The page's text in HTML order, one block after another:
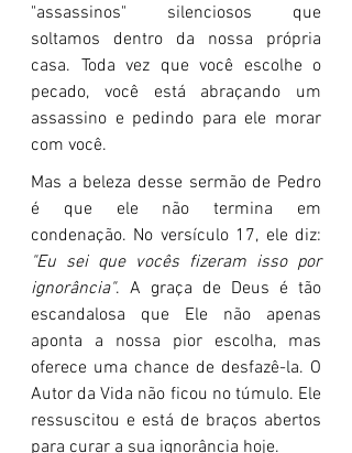
"assassinos" silenciosos que
soltamos dentro da nossa própria
casa. Toda vez que você escolhe o
pecado, você está abraçando um
assassino e pedindo para ele morar
com você.
Mas a beleza desse sermão de Pedro
é que ele não termina em
"Eu sei que vocês fizeram isso por
ignorância". A graça de Deus é tão
escandalosa que Ele não apenas
aponta a nossa pior escolha, mas
oferece uma chance de desfazê-la. O
Autor da Vida não ficou no túmulo. Ele
ressuscitou e está de braços abertos
para curar a sua ignorância hoje.